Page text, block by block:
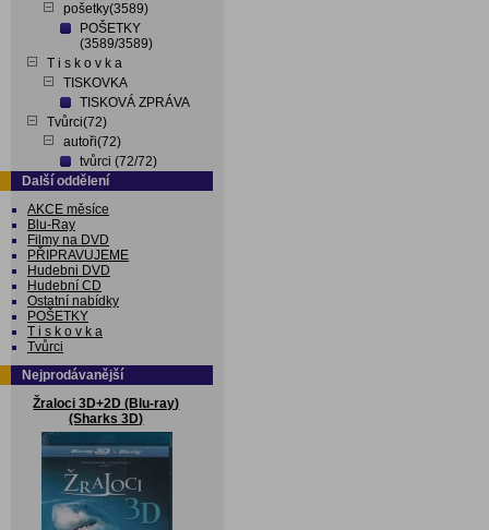
pošetky(3589)
POŠETKY
(3589/3589)
T i s k o v k a
TISKOVKA
TISKOVÁ ZPRÁVA
Tvůrci(72)
autoři(72)
tvůrci (72/72)
Další oddělení
AKCE měsíce
Blu-Ray
Filmy na DVD
PŘIPRAVUJEME
Hudebni DVD
Hudební CD
Ostatní nabídky
POŠETKY
T i s k o v k a
Tvůrci
Nejprodávanější
Žraloci 3D+2D (Blu-ray)
(Sharks 3D)